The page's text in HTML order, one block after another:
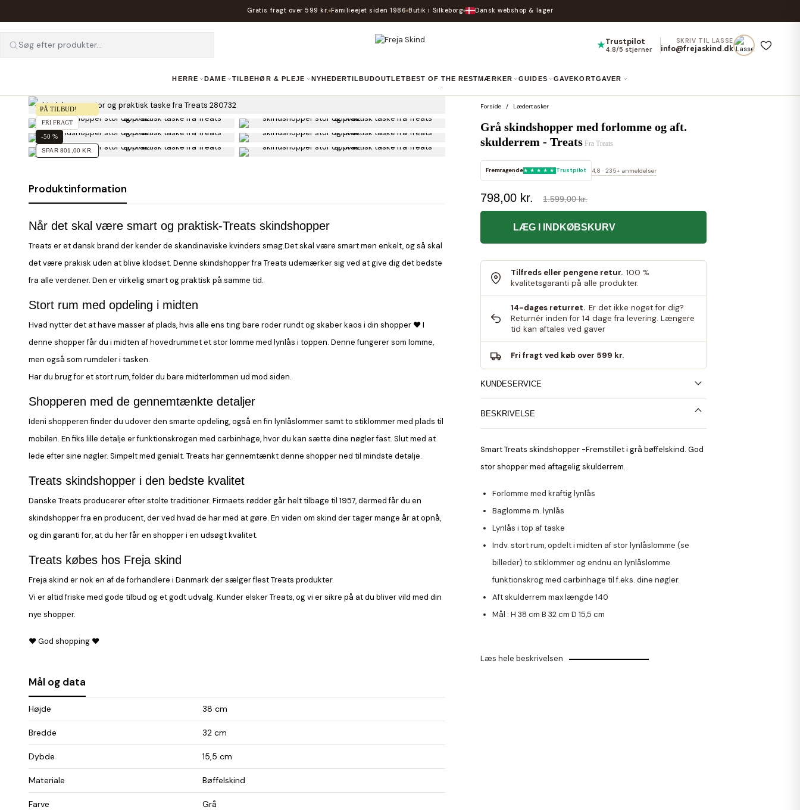
Gratis fragt over 599 kr. Familieejet siden 1986 Butik i Silkeborg Dansk webshop & lager
Søg efter produkter... ★Trustpilot
4.8/5 stjerner
SKRIV TIL LASSE
info@frejaskind.dk
HERRE DAME TILBEHØR & PLEJE NYHEDER TILBUD OUTLET BEST OF THE REST MÆRKER GUIDES GAVEKORT GAVER
PÅ TILBUD!
-50 %
FRI FRAGT
SPAR 801,00 KR.
Produktinformation
Når det skal være smart og praktisk-Treats skindshopper
Treats er et dansk brand der kender de skandinaviske kvinders smag.Det skal være smart men enkelt, og så skal
det være prakisk uden at blive klodset. Denne skindshopperfra Treats udemærker sig ved at give dig det bedste
fra alle verdener. Den er virkelig smart og praktisk på samme tid.
Stort rum med opdeling i midten
Hvad nytter det at have masser af plads, hvis alle ens ting bare roder rundt og skaber kaos i din shopper ♥ I
denne shopperfår du i midten af hovedrummet et stor lomme med lynlås i toppen. Denne fungerer som lomme,
men også som rumdeler i tasken.
Har du brug for et stort rum, folder du bare midterlommen ud mod siden.
Shopperen med de gennemtænkte detaljer
Ideni shopperenfinder du udover den smarte opdeling, også en fin lynlåslommer samt to stiklommer med plads til
mobilen. En fiks lille detalje er funktionskrogen med carbinhage, hvor du kan sætte dine nøgler fast. Slut med at
lede efter sine nøgler. Simpelt med genialt. Treats har gennemtænkt denne shopperned til mindste detalje.
Treats skindshopper i den bedste kvalitet
Danske Treats producerer efter stolte traditioner. Firmaets rødder går helt tilbage til 1957, dermed får du en
skindshopperfra en producent, der ved hvad de har med at gøre. En viden om skind der tager mange år at opnå,
og din garanti for, at du her får en shopperi en udsøgt kvalitet.
Treats købes hos Freja skind
Freja skind er nok en af de forhandlere i Danmark der sælger flest Treats produkter.
Vi er altid friske med gode tilbud og et godt udvalg. Kunder elsker Treats, og vi er sikre på at du bliver vild med din
nye shopper.
♥ God shopping ♥
Mål og data
Højde 38 cm
Bredde 32 cm
Dybde 15,5 cm
Materiale Bøffelskind
Farve Grå
Forside Lædertasker
Grå skindshopper med forlomme og aft.
skulderrem - Treats Fra Treats
Fremragende Trustpilot 4,8 · 235+ anmeldelser
798,00 kr. 1.599,00 kr.
LÆG I INDKØBSKURV
Tilfreds eller pengene retur. 100 %
kvalitetsgaranti på alle produkter.
14-dages returret. Er det ikke noget for dig?
Returnér inden for 14 dage fra levering. Længere
tid kan aftales ved gaver
Fri fragt ved køb over 599 kr.
KUNDESERVICE
BESKRIVELSE
Smart Treats skindshopper -Fremstillet i grå bøffelskind. God
stor shopper med aftagelig skulderrem.
Forlomme med kraftig lynlås
Baglomme m. lynlås
Lynlås i top af taske
Indv. stort rum, opdelt i midten af stor lynlåslomme (se
billeder) to stiklommer og endnu en lynlåslomme.
funktionskrog med carbinhage til f.eks. dine nøgler.
Aft skulderrem max længde 140
Mål : H 38 cm B 32 cm D 15,5 cm
Læs hele beskrivelsen